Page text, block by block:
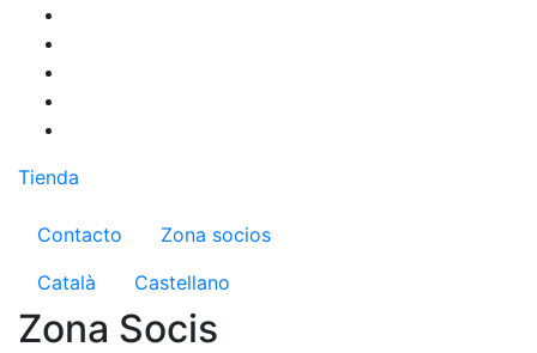
Pasar
contenido
principal
Tienda
Menú del compte d'usuari
Contacto
Zona socios
Català
Castellano
Zona Socis